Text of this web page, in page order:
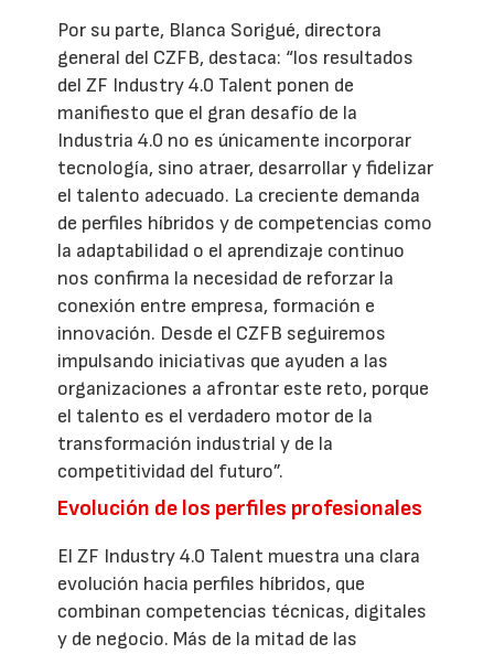
Por su parte, Blanca Sorigué, directora
general del CZFB, destaca: “los resultados
del ZF Industry 4.0 Talent ponen de
manifiesto que el gran desafío de la
Industria 4.0 no es únicamente incorporar
tecnología, sino atraer, desarrollar y fidelizar
el talento adecuado. La creciente demanda
de perfiles híbridos y de competencias como
la adaptabilidad o el aprendizaje continuo
nos confirma la necesidad de reforzar la
conexión entre empresa, formación e
innovación. Desde el CZFB seguiremos
impulsando iniciativas que ayuden a las
organizaciones a afrontar este reto, porque
el talento es el verdadero motor de la
transformación industrial y de la
competitividad del futuro”.
Evolución de los perfiles profesionales
El ZF Industry 4.0 Talent muestra una clara
evolución hacia perfiles híbridos, que
combinan competencias técnicas, digitales
y de negocio. Más de la mitad de las